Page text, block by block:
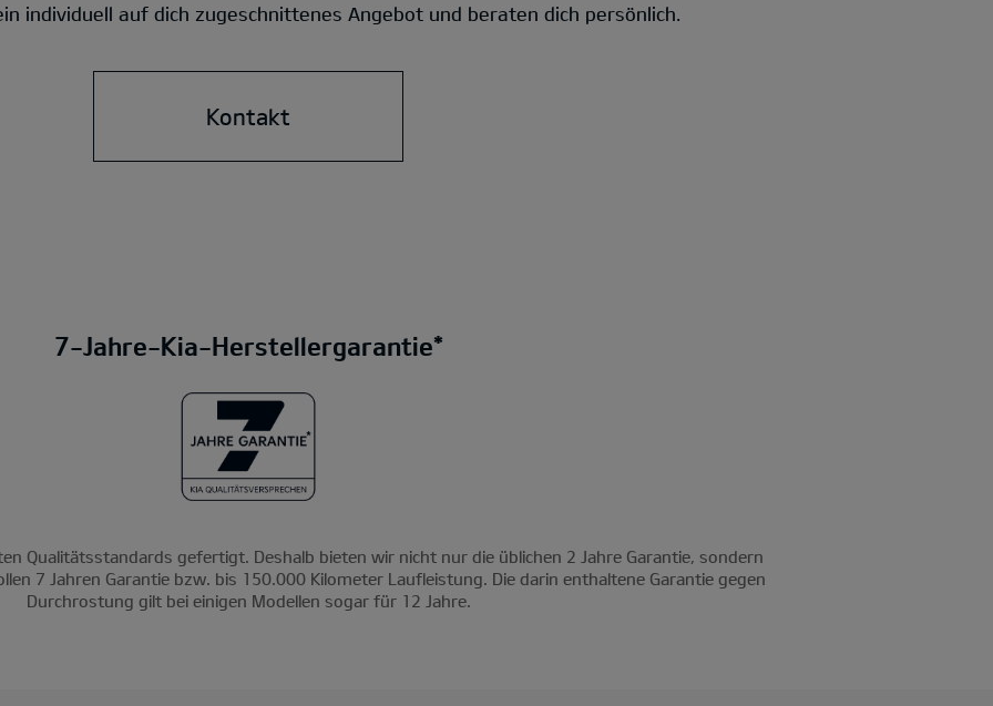
individuell auf dich zugeschnittenes Angebot und beraten dich persönlich.
Kontakt
7-Jahre-Kia-Herstellergarantie*
Qualitätsstandards gefertigt. Deshalb bieten wir nicht nur die üblichen 2 Jahre Garantie, sondern
7 Jahren Garantie bzw. bis 150.000 Kilometer Laufleistung. Die darin enthaltene Garantie gegen
Durchrostung gilt bei einigen Modellen sogar für 12 Jahre.